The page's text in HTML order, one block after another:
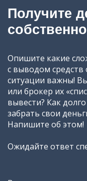
Получите
Опишите какие
с выводом средств
ситуации важны!
или брокер их
вывести? Как
забрать свои
Напишите об этом!
Ожидайте ответ